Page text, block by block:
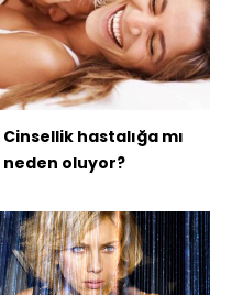
Cinsellik hastalığa mı
neden oluyor?